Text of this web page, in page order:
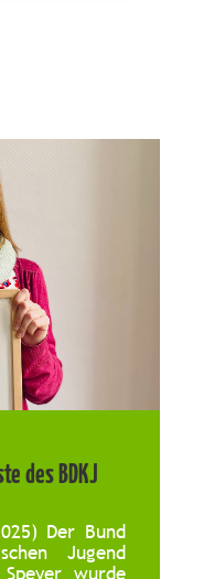
des BDKJ
Der Bund
Jugend
Speyer wurde